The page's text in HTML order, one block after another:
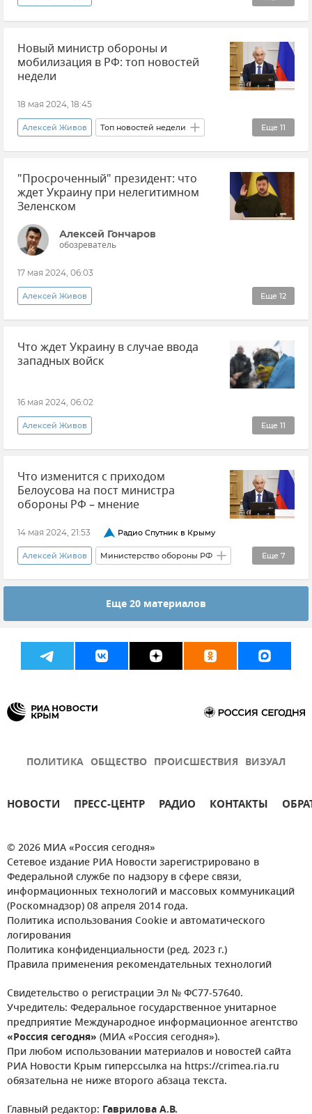
Эксклюзивы РИА Новости Крым Мнения
Авиация
Воздушно-космические силы (ВКС)
Новости
Новый министр обороны и
мобилизация в РФ: топ новостей
недели
18 мая 2024, 18:45
Еще 11
Алексей Живов Топ новостей недели
Новости Общество Политика
Харьковская область Обстрелы ВСУ
ВСУ (Вооруженные силы Украины)
Заморозки
Атаки ВСУ на Крым
Министерство обороны РФ
"Просроченный" президент: что
ждет Украину при нелегитимном
Зеленском
Алексей Гончаров
обозреватель
17 мая 2024, 06:03
Еще 12
Алексей Живов
Эксклюзивы РИА Новости Крым
Владимир Зеленский Украина
Алексей Арестович
Коллективный Запад
Что ждет Украину в случае ввода
западных войск
16 мая 2024, 06:02
Еще 11
Алексей Живов
Эксклюзивы РИА Новости Крым Украина
Мнения НАТО Политика
Новости Эммануэль Макрон
ВСУ (Вооруженные силы Украины)
Что изменится с приходом
Белоусова на пост министра
обороны РФ – мнение
14 мая 2024, 21:53 Радио Спутник в Крыму
Еще 7
Алексей Живов Министерство обороны РФ
Андрей Белоусов Мнения
Вооруженные силы России Экономика
Еще 20 материалов
ПОЛИТИКА ОБЩЕСТВО ПРОИСШЕСТВИЯ ВИЗУАЛ
НОВОСТИ ПРЕСС-ЦЕНТР РАДИО КОНТАКТЫ
© 2026 МИА «Россия сегодня»
Сетевое издание РИА Новости зарегистрировано в
Федеральной службе по надзору в сфере связи,
информационных технологий и массовых коммуникаций
(Роскомнадзор) 08 апреля 2014 года.
Политика использования Cookie и автоматического
логирования
Политика конфиденциальности (ред. 2023 г.)
Правила применения рекомендательных технологий
Свидетельство о регистрации Эл № ФС77-57640.
Учредитель: Федеральное государственное унитарное
предприятие Международное информационное агентство
«Россия сегодня» (МИА «Россия сегодня»).
При любом использовании материалов и новостей сайта
РИА Новости Крым гиперссылка на https://crimea.ria.ru
обязательна не ниже второго абзаца текста.
Главный редактор: Гаврилова А.В.